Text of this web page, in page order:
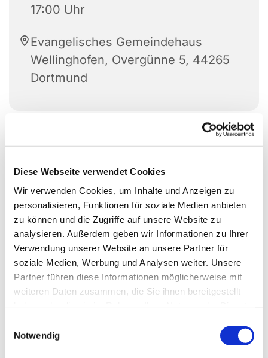
Diese Webseite verwendet Cookies
Wir verwenden Cookies, um Inhalte und Anzeigen zu
personalisieren, Funktionen für soziale Medien anbieten
zu können und die Zugriffe auf unsere Website zu
analysieren. Außerdem geben wir Informationen zu Ihrer
Verwendung unserer Website an unsere Partner für
soziale Medien, Werbung und Analysen weiter. Unsere
Partner führen diese Informationen möglicherweise mit
weiteren Daten zusammen, die Sie ihnen bereitgestellt
Notwendig
17:00 Uhr
Evangelisches Gemeindehaus
Wellinghofen, Overgünne 5, 44265
Dortmund